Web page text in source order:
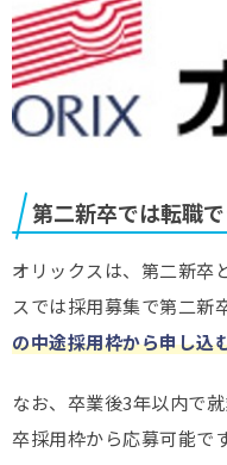
第二新卒では転職
オリックスは、第二新卒
スでは採用募集で第二新
の中途採用枠から申し込
なお、卒業後3年以内で
卒採用枠から応募可能です